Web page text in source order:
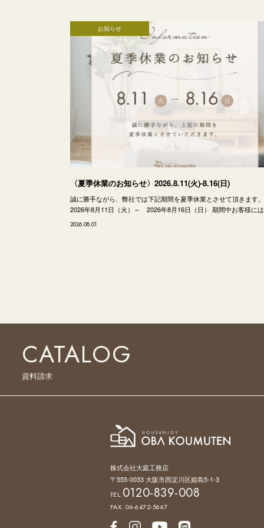
お知らせ
〈夏季休業のお知らせ〉2026.8.11(火)-8.16(日)
誠に勝手ながら、弊社では下記期間を夏季休業とさせて頂きます
2026年8月11日（火）～ 2026年8月16日（日） 期間中お客様に
2026.08.01
CATALOG
資料請求
株式会社大庭工務店
〒555-0033 大阪市西淀川区姫島5-1-3
TEL.0120-839-008
FAX. 06-6472-5667